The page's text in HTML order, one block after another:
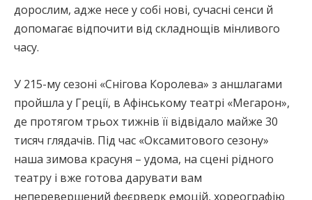
дорослим, адже несе у собі нові, сучасні сенси й
допомагає відпочити від складнощів мінливого
часу.
У 215-му сезоні «Снігова Королева» з аншлагами
пройшла у Греції, в Афінському театрі «Мегарон»,
де протягом трьох тижнів її відвідало майже 30
тисяч глядачів. Під час «Оксамитового сезону»
наша зимова красуня – удома, на сцені рідного
театру і вже готова дарувати вам
неперевершений феєрверк емоцій, хореографію